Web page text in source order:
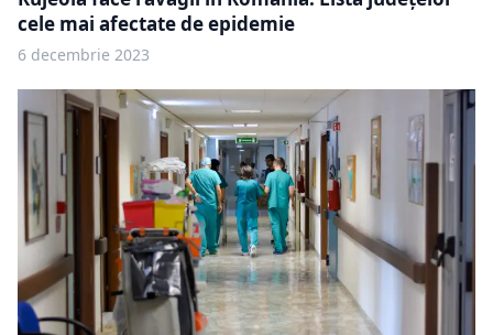
cele mai afectate de epidemie
6 decembrie 2023